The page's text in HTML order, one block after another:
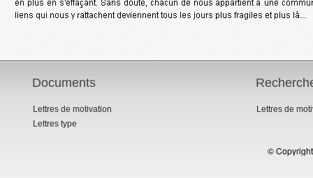
Documents
Lettres de motivation
Lettres type
Lettres de
©